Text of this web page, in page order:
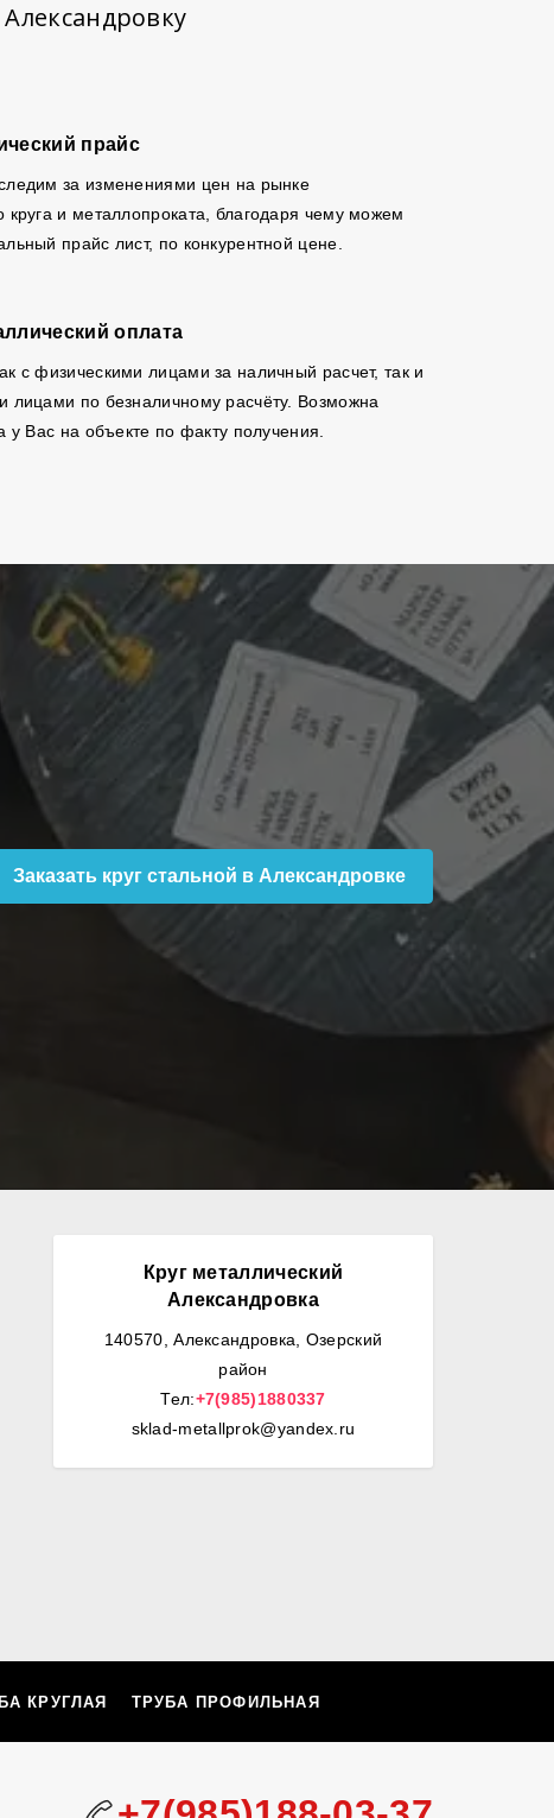
прайс
за изменениями цен на рынке
круга и металлопроката, благодаря чему можем
прайс лист, по конкурентной цене.
оплата
с физическими лицами за наличный расчет, так и
лицами по безналичному расчёту. Возможна
у Вас на объекте по факту получения.
Заказать круг стальной в Александровке
Круг металлический
Александровка
140570, Александровка, Озерский
район
Тел:+7(985)1880337
sklad-metallprok@yandex.ru
КРУГЛАЯ ТРУБА ПРОФИЛЬНАЯ